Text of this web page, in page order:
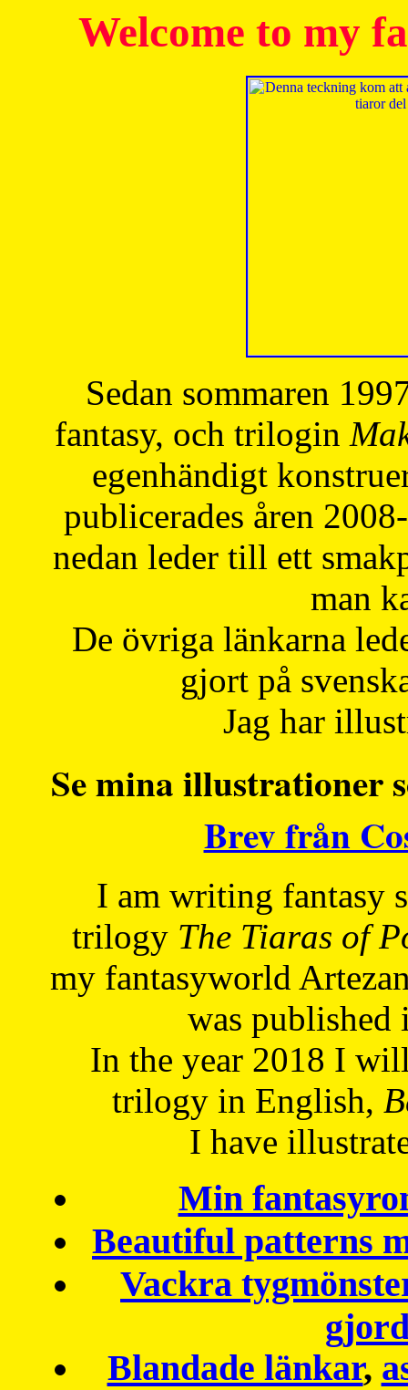
Welcome to my
Sedan sommaren
fantasy, och trilogin
egenhändigt
publicerades åren
nedan leder till ett
man
De övriga länkarna
gjort på
Jag har
Se mina illustrationer
Brev från
I am writing fantasy
trilogy The Tiaras of
my fantasyworld
was published
In the year 2018 I
trilogy in English,
I have
Min
Beautiful patterns
Vackra
Blandade länkar,